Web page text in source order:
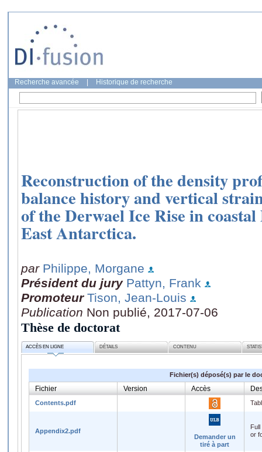
Recherche avancée Historique de recherche
Reconstruction of the density
balance history and vertical
of the Derwael Ice Rise in
East Antarctica.
par Philippe, Morgane
Président du jury Pattyn, Frank
Promoteur Tison, Jean-Louis
Publication Non publié, 2017-07-06
Thèse de doctorat
ACCÈS EN LIGNE DÉTAILS CONTENU
Fichier(s) déposé(s) par le
Fichier Version Accès
Contents.pdf
Appendix2.pdf
Demander un
tiré à part
or